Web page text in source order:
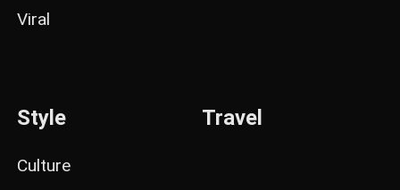
Viral
Style
Culture
Travel